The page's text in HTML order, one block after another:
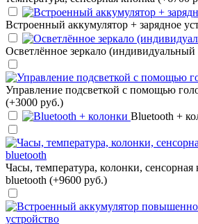
Встроенный аккумулятор + зарядное
Осветлённое зеркало (индивидуальный
Управление подсветкой с помощью
(+3000 руб.)
Bluetooth +
Часы, температура, колонки,
bluetooth (+9600 руб.)